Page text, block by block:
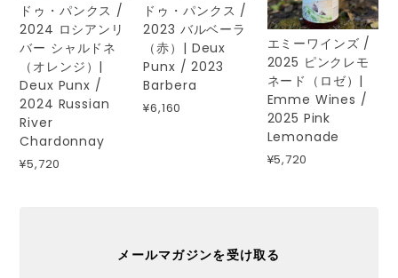
ドゥ・パンクス /
2024 ロシアンリ
バー シャルドネ
（オレンジ）|
Deux Punx /
2024 Russian
River
Chardonnay
¥5,720
ドゥ・パンクス /
2023 バルベーラ
（赤）| Deux
Punx / 2023
Barbera
¥6,160
エミーワインズ /
2025 ピンクレモ
ネード（ロゼ）|
Emme Wines /
2025 Pink
Lemonade
¥5,720
メールマガジンを受け取る